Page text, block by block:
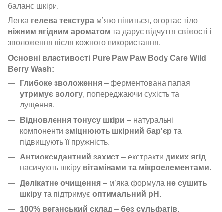
баланс шкіри.
Легка гелева текстура м’яко піниться, огортає тіло
ніжним ягідним ароматом та дарує відчуття свіжості і
зволоження після кожного використання.
Основні властивості Pure Paw Paw Body Care Wild
Berry Wash:
Глибоке зволоження – ферментована папая
утримує вологу, попереджаючи сухість та
лущення.
Відновлення тонусу шкіри – натуральні
компоненти зміцнюють шкірний бар'єр та
підвищують її пружність.
Антиоксидантний захист – екстракти диких ягід
насичують шкіру вітамінами та мікроелементами.
Делікатне очищення – м’яка формула не сушить
шкіру та підтримує оптимальний pH .
100% веганський склад – без сульфатів,